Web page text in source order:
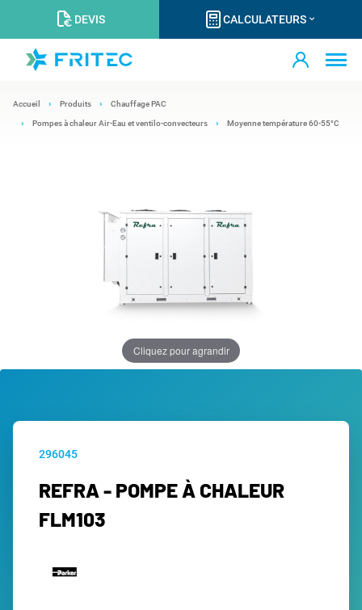
DEVIS CALCULATEURS
Accueil Produits Chauffage PAC
Pompes à chaleur Air-Eau et ventilo-convecteurs Moyenne température 60-55°C
Cliquez pour agrandir
296045
REFRA - POMPE À CHALEUR
FLM103